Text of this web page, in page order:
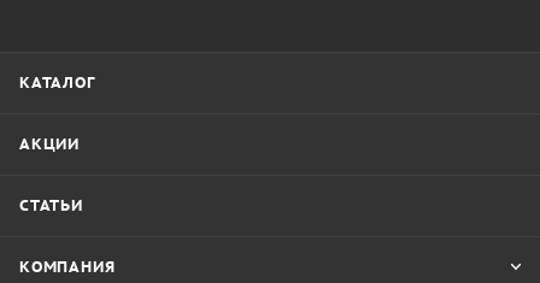
КАТАЛОГ
АКЦИИ
СТАТЬИ
КОМПАНИЯ